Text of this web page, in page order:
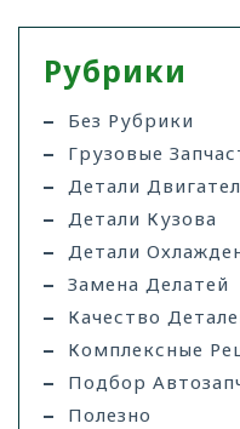
Рубрики
Без Рубрики
Грузовые
Детали
Детали Кузова
Детали
Замена Делатей
Качество
Комплексные
Подбор
Полезно